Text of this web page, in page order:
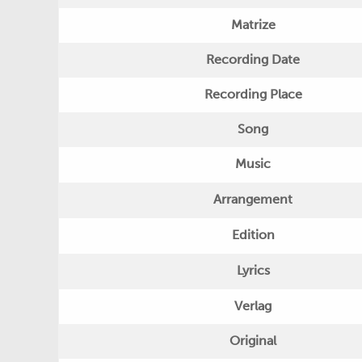
Matrize
Recording Date
Recording Place
Song
Music
Arrangement
Edition
Lyrics
Verlag
Original